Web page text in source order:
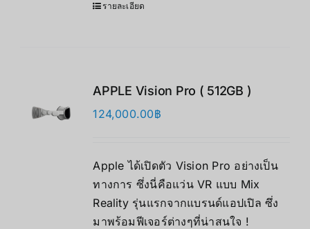
รายละเอียด
APPLE Vision Pro ( 512GB )
124,000.00฿
Apple ได้เปิดตัว Vision Pro อย่างเป็น
ทางการ ซึ่งนี่คือแว่น VR แบบ Mix
Reality รุ่นแรกจากแบรนด์แอปเปิล ซึ่ง
มาพร้อมฟีเจอร์ต่างๆที่น่าสนใจ !